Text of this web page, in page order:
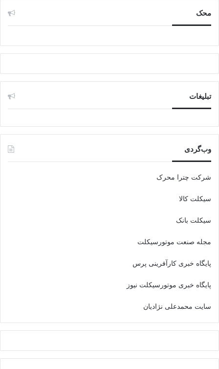
محک
تبلیغات
وب‌گردی
شرکت چترا محرک
سیکلت کالا
سیکلت بانک
مجله صنعت موتورسیکلت
پایگاه خبری کارآفرینی پرس
پایگاه خبری موتورسیکلت نیوز
سایت محمدعلی نژادیان